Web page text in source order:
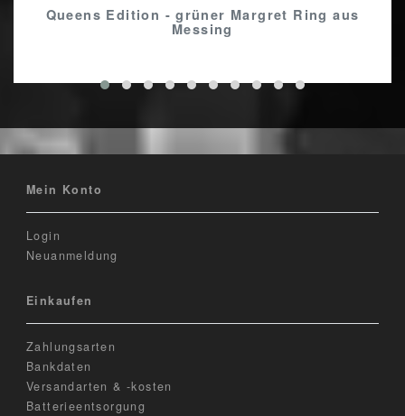
Queens Edition - grüner Margret Ring aus
Messing
Mein Konto
Login
Neuanmeldung
Einkaufen
Zahlungsarten
Bankdaten
Versandarten & -kosten
Batterieentsorgung